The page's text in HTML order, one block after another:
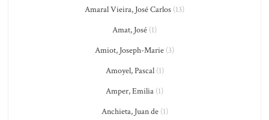
Amaral Vieira, José Carlos (13)
Amat, José (1)
Amiot, Joseph-Marie (3)
Amoyel, Pascal(1)
Amper, Emilia (1)
Anchieta, Juan de(1)